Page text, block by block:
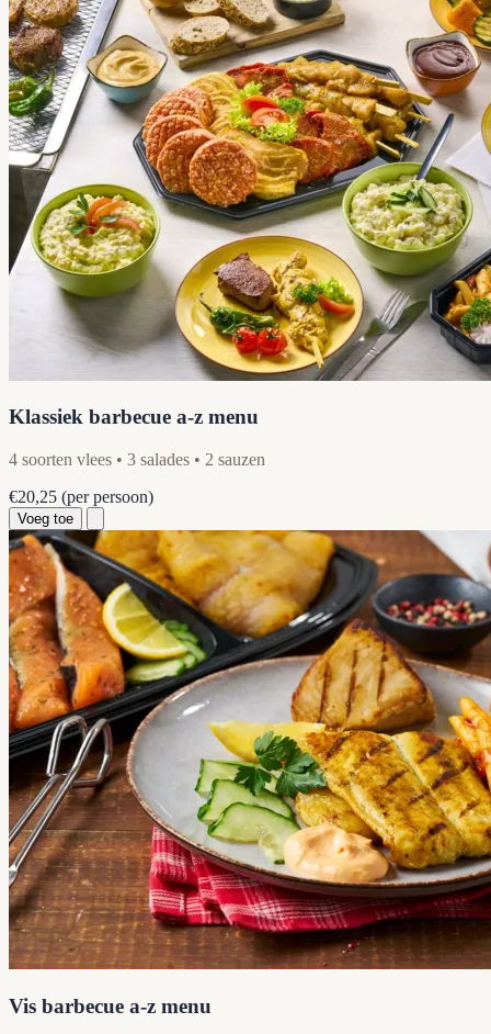
Klassiek barbecue a-z menu
4 soorten vlees • 3 salades • 2 sauzen
€20,25 (per persoon)
Voeg toe
Vis barbecue a-z menu